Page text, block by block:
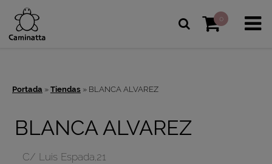
0
Portada » Tiendas » BLANCA ALVAREZ
BLANCA ALVAREZ
C/ Luis Espada,21